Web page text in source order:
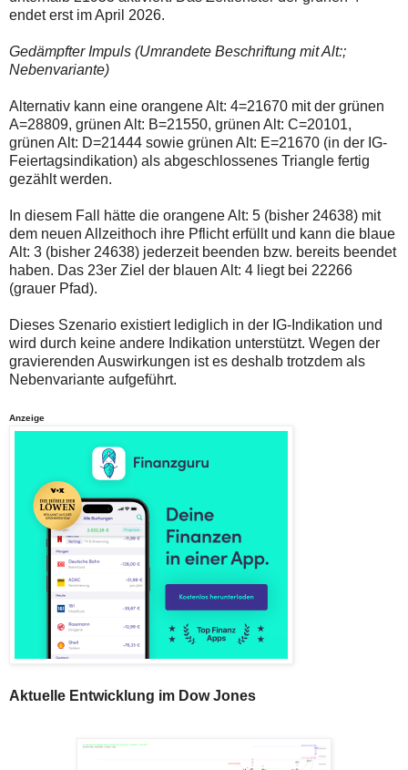
endet erst im April 2026.
Gedämpfter Impuls (Umrandete Beschriftung mit Alt:;
Nebenvariante)
Alternativ kann eine orangene Alt: 4=21670 mit der grünen
A=28809, grünen Alt: B=21550, grünen Alt: C=20101,
grünen Alt: D=21444 sowie grünen Alt: E=21670 (in der IG-
Feiertagsindikation) als abgeschlossenes Triangle fertig
gezählt werden.
In diesem Fall hätte die orangene Alt: 5 (bisher 24638) mit
dem neuen Allzeithoch ihre Pflicht erfüllt und kann die blaue
Alt: 3 (bisher 24638) jederzeit beenden bzw. bereits beendet
haben. Das 23er Ziel der blauen Alt: 4 liegt bei 22266
(grauer Pfad).
Dieses Szenario existiert lediglich in der IG-Indikation und
wird durch keine andere Indikation unterstützt. Wegen der
gravierenden Auswirkungen ist es deshalb trotzdem als
Nebenvariante aufgeführt.
Anzeige
Aktuelle Entwicklung im Dow Jones